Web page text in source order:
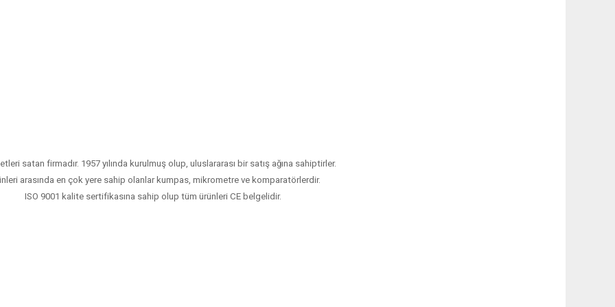
satan firmadır. 1957 yılında kurulmuş olup, uluslararası bir satış ağına sahiptirler.
arasında en çok yere sahip olanlar kumpas, mikrometre ve komparatörlerdir.
ISO 9001 kalite sertifikasına sahip olup tüm ürünleri CE belgelidir.